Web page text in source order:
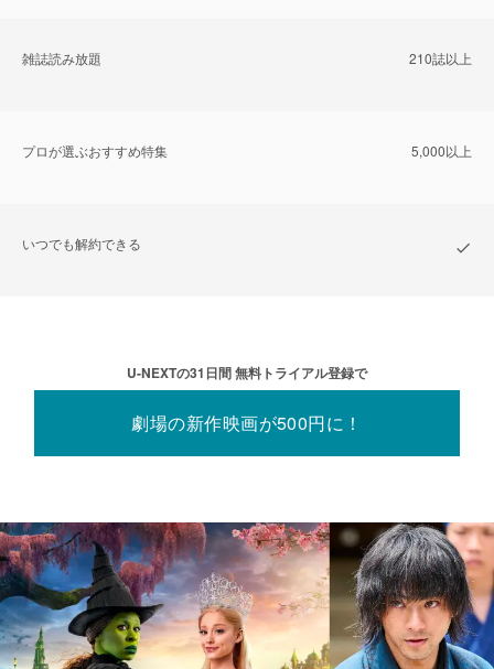
雑誌読み放題 210誌以上
プロが選ぶおすすめ特集 5,000以上
いつでも解約できる
U-NEXTの31⽇間 無料トライアル登録で
劇場の新作映画が500円に！